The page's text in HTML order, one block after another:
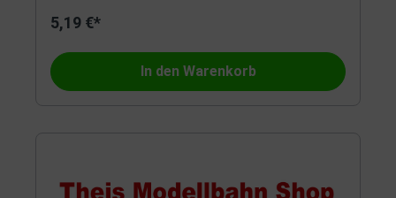
5,19 €*
In den Warenkorb